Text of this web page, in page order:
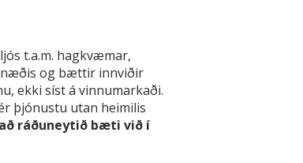
t.a.m. hagkvæmar,
og bættir innviðir
ekki síst á vinnumarkaði.
þjónustu utan heimilis
ráðuneytið bæti við í